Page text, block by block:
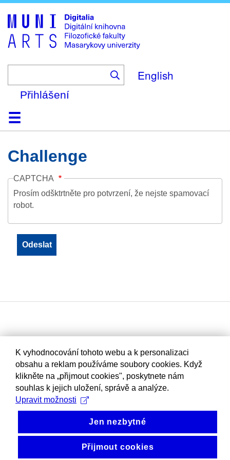
to
main
content
English
Přihlášení
DomůKolekce
Prohlížení
Vyhledávání
O platformě
Nápověda
KontaktDigitalia
Challenge
CAPTCHA
Prosím odšktrtněte pro potvrzení, že nejste spamovací
robot.
K vyhodnocování tohoto webu a k personalizaci
obsahu a reklam používáme soubory cookies. Když
klikněte na „přijmout cookies", poskytnete nám
souhlas k jejich uložení, správě a analýze.
Upravit možnosti
Jen nezbytné
Přijmout cookies